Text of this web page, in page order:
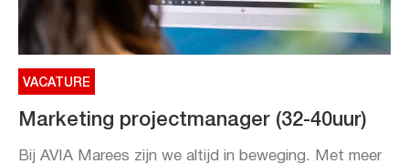
VACATURE
Marketing projectmanager (32-40uur)
Bij AVIA Marees zijn we altijd in beweging. Met meer